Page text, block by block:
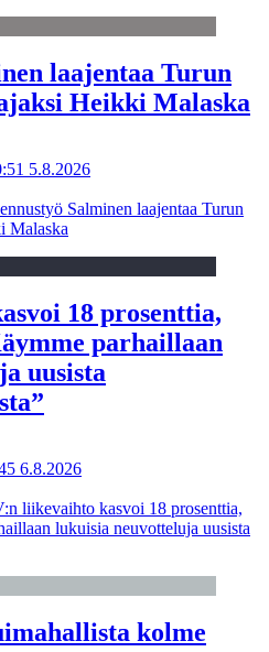
laajentaa Turun
Heikki Malaska
5.8.2026
Salminen laajentaa Turun
Malaska
18 prosenttia,
parhaillaan
uusista
6.8.2026
liikevaihto kasvoi 18 prosenttia,
lukuisia neuvotteluja uusista
kolme